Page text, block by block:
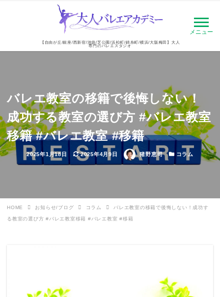
【自由が丘/銀座/西新宿/池袋/芝公園/浜松町/錦糸町/横浜/大阪梅田】大人
専門のバレエスタジオ
メニュー
バレエ教室の移籍で後悔しない！
成功する教室の選び方 #バレエ教室
移籍 #バレエ教室 #移籍
投
稿
2025年1月18日
更
新
2025年4月9日
著
者
猪野恵司
カ
テ
コラム
HOME お知らせ/ブログ コラム バレエ教室の移籍で後悔しない！成功す
る教室の選び方 #バレエ教室移籍 #バレエ教室 #移籍